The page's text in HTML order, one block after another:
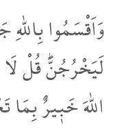
وَاَقْسَمُوا
لَيَخْرُجُنَّۜ قُلْ
اللّٰهَ خَب۪يرٌ بِمَا